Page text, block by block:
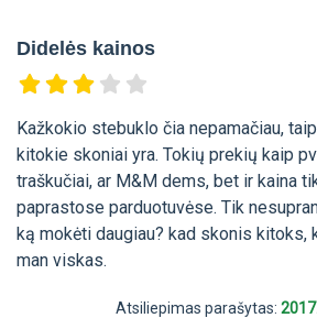
Didelės kainos
Kažkokio stebuklo čia nepamačiau,
kitokie skoniai yra. Tokių prekių kaip
traškučiai, ar M&M dems, bet ir kaina
paprastose parduotuvėse. Tik
ką mokėti daugiau? kad skonis kitoks,
man viskas.
Atsiliepimas parašytas: